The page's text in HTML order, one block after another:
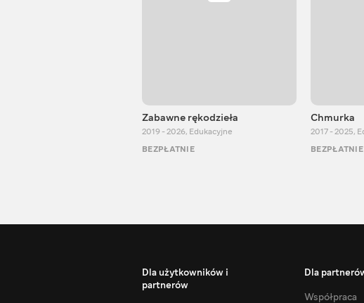
Zabawne rękodzieła
2019 - 2026, Edukacyjne
BEZPŁATNIE
Chmurka
2017 - 2025,
BEZPŁATNIE
Dla użytkowników i
partnerów
Dla
Współpraca